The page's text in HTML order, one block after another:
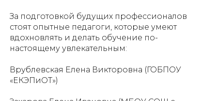
За подготовкой будущих профессионалов
стоят опытные педагоги, которые умеют
вдохновлять и делать обучение по-
настоящему увлекательным:
Врублевская Елена Викторовна (ГОБПОУ
«ЕКЭПиОТ»)